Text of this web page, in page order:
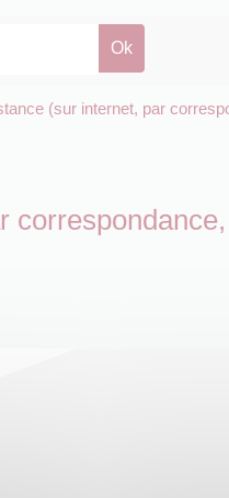
(sur internet, par